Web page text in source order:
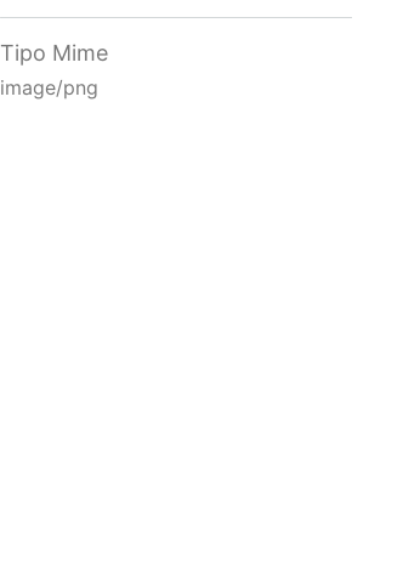
Tipo Mime
image/png